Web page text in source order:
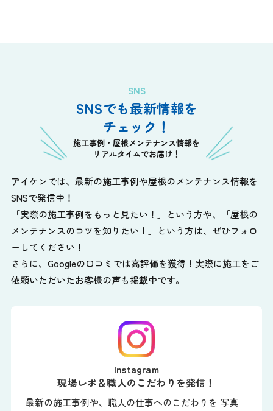
SNS
SNSでも最新情報を
チェック！
施工事例・屋根メンテナンス情報を
リアルタイムでお届け！
アイケンでは、最新の施工事例や屋根のメンテナンス情報を
SNSで発信中！
「実際の施工事例をもっと見たい！」という方や、
「屋根の
メンテナンスのコツを知りたい！」という方は、ぜひフォロ
ーしてください！
さらに、Googleの口コミでは高評価を獲得！実際に施工をご
依頼いただいたお客様の声も掲載中です。
Instagram
現場レポ＆職人のこだわりを発信！
最新の施工事例や、職人の仕事へのこだわりを 写真